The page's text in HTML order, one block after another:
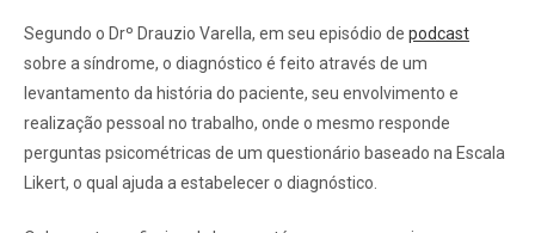
Segundo o Drº Drauzio Varella, em seu episódio de podcast
sobre a síndrome, o diagnóstico é feito através de um
levantamento da história do paciente, seu envolvimento e
realização pessoal no trabalho, onde o mesmo responde
perguntas psicométricas de um questionário baseado na Escala
Likert, o qual ajuda a estabelecer o diagnóstico.